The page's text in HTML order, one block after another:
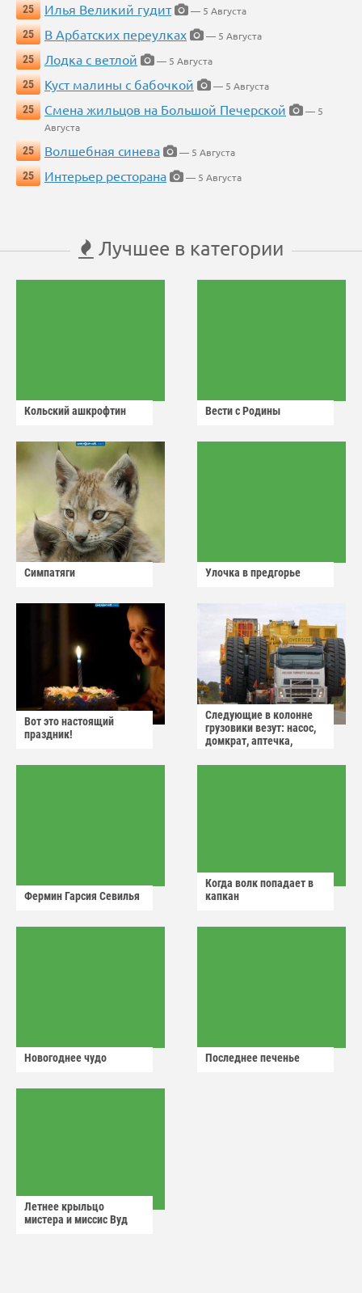
25
Илья Великий гудит
— 5 Августа
25
В Арбатских переулках
— 5 Августа
25
Лодка с ветлой
— 5 Августа
25
Куст малины с бабочкой
— 5 Августа
25
Смена жильцов на Большой Печерской
— 5
Августа
25
Волшебная синева
— 5 Августа
25
Интерьер ресторана — 5 Августа
Лучшее в категории
Кольский ашкрофтин Вести с Родины
Симпатяги Улочка в предгорье
Вот это настоящий
праздник!
Следующие в колонне
грузовики везут: насос,
домкрат, аптечка,
Фермин Гарсия Севилья
Когда волк попадает в
капкан
Новогоднее чудо Последнее печенье
Летнее крыльцо
мистера и миссис Вуд